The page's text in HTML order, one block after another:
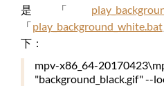
是「
「play_background_white.bat
下：
mpv-x86_64-
"background_black.gif" --